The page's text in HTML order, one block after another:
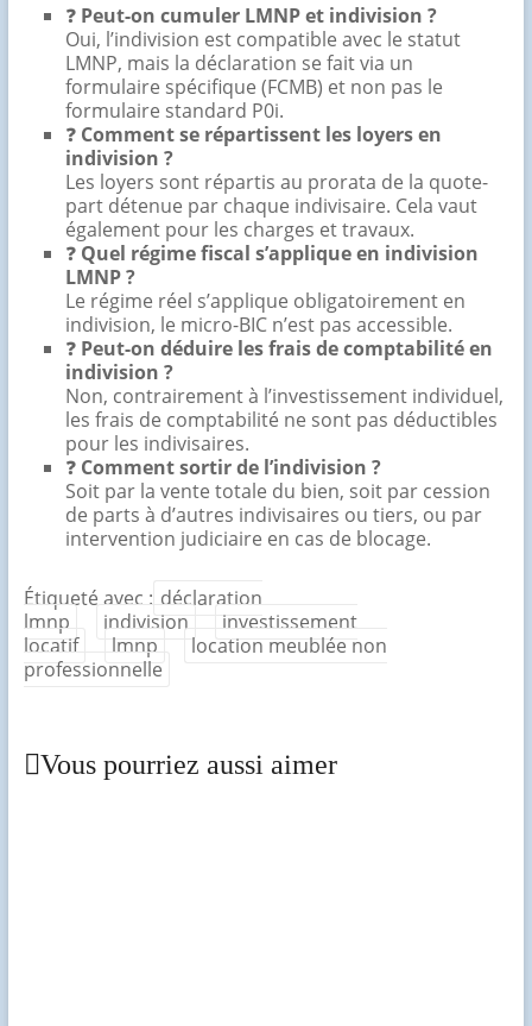
❓ Peut-on cumuler LMNP et indivision ?
Oui, l’indivision est compatible avec le statut
LMNP, mais la déclaration se fait via un
formulaire spécifique (FCMB) et non pas le
formulaire standard P0i.
❓ Comment se répartissent les loyers en
indivision ?
Les loyers sont répartis au prorata de la quote-
part détenue par chaque indivisaire. Cela vaut
également pour les charges et travaux.
❓ Quel régime fiscal s’applique en indivision
LMNP ?
Le régime réel s’applique obligatoirement en
indivision, le micro-BIC n’est pas accessible.
❓ Peut-on déduire les frais de comptabilité en
indivision ?
Non, contrairement à l’investissement individuel,
les frais de comptabilité ne sont pas déductibles
pour les indivisaires.
❓ Comment sortir de l’indivision ?
Soit par la vente totale du bien, soit par cession
de parts à d’autres indivisaires ou tiers, ou par
intervention judiciaire en cas de blocage.
Étiqueté avec : déclaration
lmnp
indivision
investissement
locatif
lmnp
location meublée non
professionnelle
Vous pourriez aussi aimer